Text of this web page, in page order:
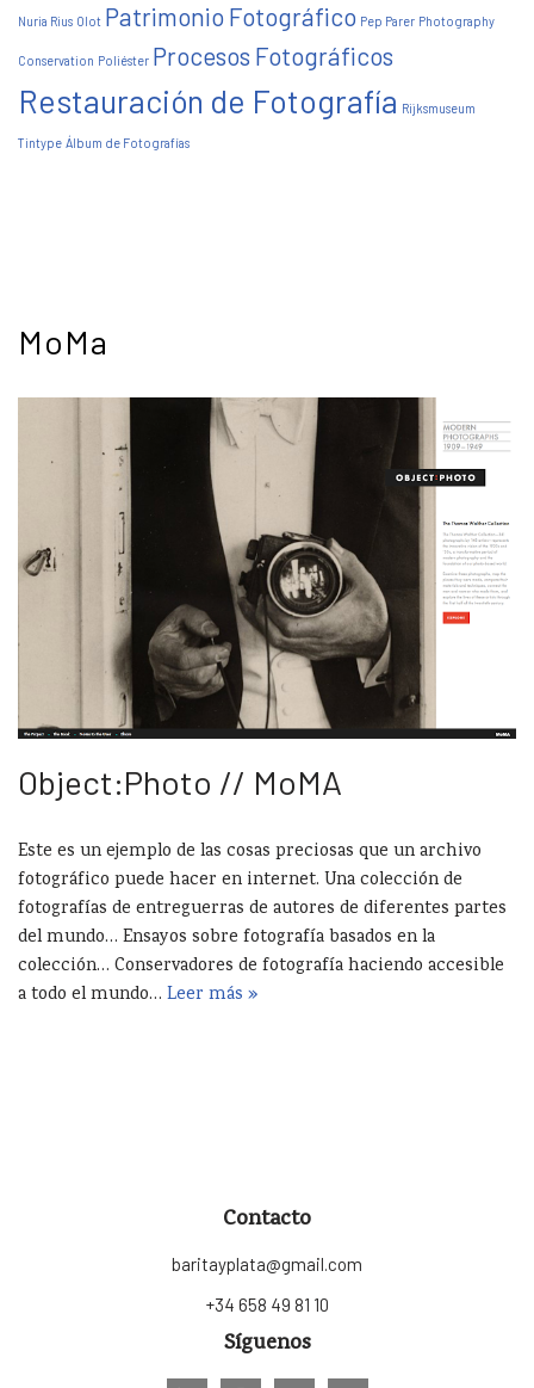
Nuria Rius Olot Patrimonio Fotográfico Pep Parer Photography
Conservation Poliéster Procesos Fotográficos
Restauración de Fotografía Rijksmuseum
Tintype Álbum de Fotografías
MoMa
Object:Photo // MoMA
Este es un ejemplo de las cosas preciosas que un archivo
fotográfico puede hacer en internet. Una colección de
fotografías de entreguerras de autores de diferentes partes
del mundo… Ensayos sobre fotografía basados en la
colección… Conservadores de fotografía haciendo accesible
a todo el mundo… Leer más »
Contacto
baritayplata@gmail.com
+34 658 49 81 10
Síguenos